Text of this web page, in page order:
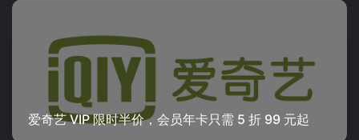
爱奇艺 VIP 限时半价，会员年卡只需 5 折 99 元起